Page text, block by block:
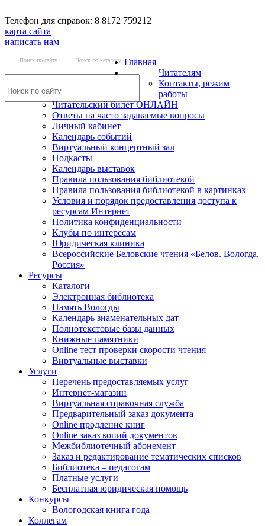
Телефон для справок: 8 8172 759212
карта сайта
написать нам
Поиск по сайту Поиск по каталогу Главная
Читателям
Контакты, режим
работы
Читательский билет ОНЛАЙН
Ответы на часто задаваемые вопросы
Личный кабинет
Календарь событий
Виртуальный концертный зал
Подкасты
Календарь выставок
Правила пользования библиотекой
Правила пользования библиотекой в картинках
Условия и порядок предоставления доступа к
ресурсам Интернет
Политика конфиденциальности
Клубы по интересам
Юридическая клиника
Всероссийские Беловские чтения «Белов. Вологда.
Россия»
Ресурсы
Каталоги
Электронная библиотека
Память Вологды
Календарь знаменательных дат
Полнотекстовые базы данных
Книжные памятники
Online тест проверки скорости чтения
Виртуальные выставки
Услуги
Перечень предоставляемых услуг
Интернет-магазин
Виртуальная справочная служба
Предварительный заказ документа
Online продление книг
Online заказ копий документов
Межбиблиотечный абонемент
Заказ и редактирование тематических списков
Библиотека – педагогам
Платные услуги
Бесплатная юридическая помощь
Конкурсы
Вологодская книга года
Коллегам